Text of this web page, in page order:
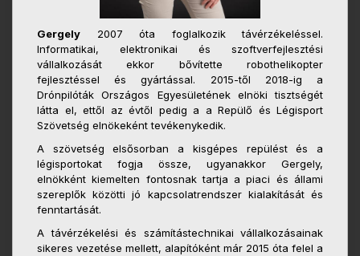
Gergely 2007 óta foglalkozik távérzékeléssel.
Informatikai, elektronikai és szoftverfejlesztési
vállalkozását ekkor bővítette robothelikopter
fejlesztéssel és gyártással. 2015-től 2018-ig a
Drónpilóták Országos Egyesületének elnöki tisztségét
látta el, ettől az évtől pedig a a Repülő és Légisport
Szövetség elnökeként tevékenykedik.
A szövetség elsősorban a kisgépes repülést és a
légisportokat fogja össze, ugyanakkor Gergely,
elnökként kiemelten fontosnak tartja a piaci és állami
szereplők közötti jó kapcsolatrendszer kialakítását és
fenntartását.
A távérzékelési és számítástechnikai vállalkozásainak
sikeres vezetése mellett, alapítóként már 2015 óta felel a